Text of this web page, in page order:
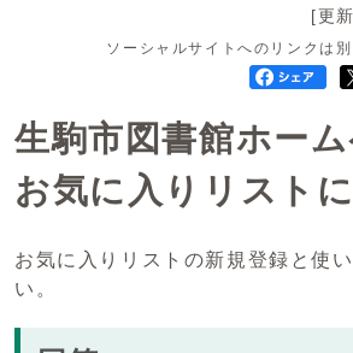
[更
ソーシャルサイトへのリンクは
生駒市図書館ホー
お気に入りリスト
お気に入りリストの新規登録と使
い。